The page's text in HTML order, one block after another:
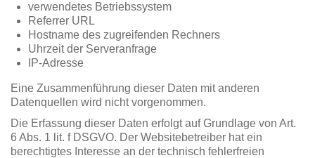
verwendetes Betriebssystem
Referrer URL
Hostname des zugreifenden Rechners
Uhrzeit der Serveranfrage
IP-Adresse
Eine Zusammenführung dieser Daten mit anderen
Datenquellen wird nicht vorgenommen.
Die Erfassung dieser Daten erfolgt auf Grundlage von Art.
6 Abs. 1 lit. f DSGVO. Der Websitebetreiber hat ein
berechtigtes Interesse an der technisch fehlerfreien